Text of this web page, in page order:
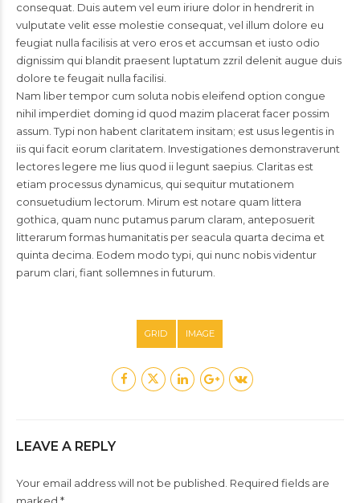
consequat. Duis autem vel eum iriure dolor in hendrerit in
vulputate velit esse molestie consequat, vel illum dolore eu
feugiat nulla facilisis at vero eros et accumsan et iusto odio
dignissim qui blandit praesent luptatum zzril delenit augue duis
dolore te feugait nulla facilisi.
Nam liber tempor cum soluta nobis eleifend option congue
nihil imperdiet doming id quod mazim placerat facer possim
assum. Typi non habent claritatem insitam; est usus legentis in
iis qui facit eorum claritatem. Investigationes demonstraverunt
lectores legere me lius quod ii legunt saepius. Claritas est
etiam processus dynamicus, qui sequitur mutationem
consuetudium lectorum. Mirum est notare quam littera
gothica, quam nunc putamus parum claram, anteposuerit
litterarum formas humanitatis per seacula quarta decima et
quinta decima. Eodem modo typi, qui nunc nobis videntur
parum clari, fiant sollemnes in futurum.
GRID IMAGE
LEAVE A REPLY
Your email address will not be published. Required fields are
marked *